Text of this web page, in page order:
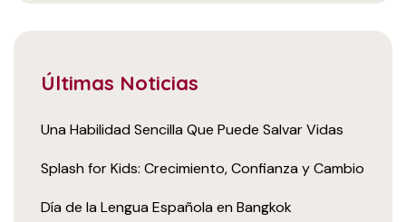
Últimas Noticias
Una Habilidad Sencilla Que Puede Salvar Vidas
Splash for Kids: Crecimiento, Confianza y Cambio
Día de la Lengua Española en Bangkok